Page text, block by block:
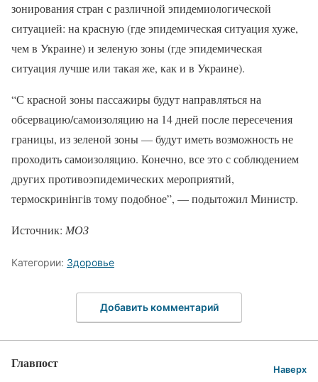
зонирования стран с различной эпидемиологической
ситуацией: на красную (где эпидемическая ситуация хуже,
чем в Украине) и зеленую зоны (где эпидемическая
ситуация лучше или такая же, как и в Украине).
“С красной зоны пассажиры будут направляться на
обсервацию/самоизоляцию на 14 дней после пересечения
границы, из зеленой зоны — будут иметь возможность не
проходить самоизоляцию. Конечно, все это с соблюдением
других противоэпидемических мероприятий,
термоскринінгів тому подобное”, — подытожил Министр.
Источник: МОЗ
Категории: Здоровье
Добавить комментарий
Главпост Наверх